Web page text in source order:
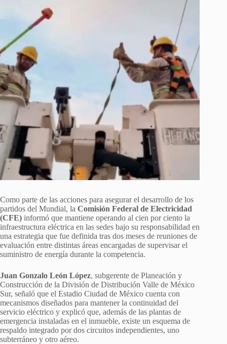
Como parte de las acciones para asegurar el desarrollo de los
partidos del Mundial, la Comisión Federal de Electricidad
(CFE) informó que mantiene operando al cien por ciento la
infraestructura eléctrica en las sedes bajo su responsabilidad en
una estrategia que fue definida tras dos meses de reuniones de
evaluación entre distintas áreas encargadas de supervisar el
suministro de energía durante la competencia.
Juan Gonzalo León López, subgerente de Planeación y
Construcción de la División de Distribución Valle de México
Sur, señaló que el Estadio Ciudad de México cuenta con
mecanismos diseñados para mantener la continuidad del
servicio eléctrico y explicó que, además de las plantas de
emergencia instaladas en el inmueble, existe un esquema de
respaldo integrado por dos circuitos independientes, uno
subterráneo y otro aéreo.